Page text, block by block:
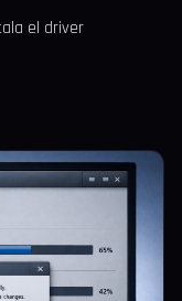
el driver